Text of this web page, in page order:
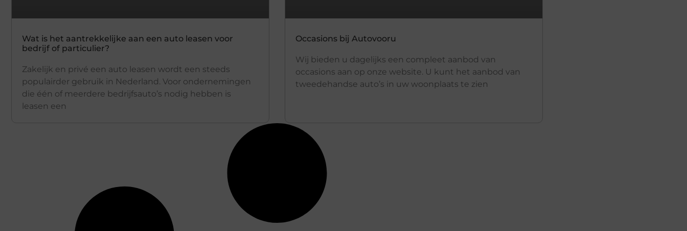
Wat is het aantrekkelijke aan een auto leasen voor
bedrijf of particulier?
Zakelijk en privé een auto leasen wordt een steeds
populairder gebruik in Nederland. Voor ondernemingen
die één of meerdere bedrijfsauto’s nodig hebben is
leasen een
Occasions bij Autovooru
Wij bieden u dagelijks een compleet aanbod van
occasions aan op onze website. U kunt het aanbod van
tweedehandse auto’s in uw woonplaats te zien